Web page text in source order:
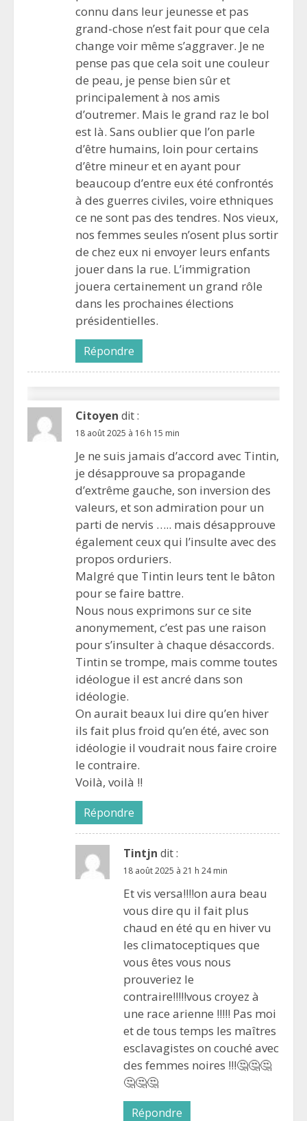
connu dans leur jeunesse et pas
grand-chose n’est fait pour que cela
change voir même s’aggraver. Je ne
pense pas que cela soit une couleur
de peau, je pense bien sûr et
principalement à nos amis
d’outremer. Mais le grand raz le bol
est là. Sans oublier que l’on parle
d’être humains, loin pour certains
d’être mineur et en ayant pour
beaucoup d’entre eux été confrontés
à des guerres civiles, voire ethniques
ce ne sont pas des tendres. Nos vieux,
nos femmes seules n’osent plus sortir
de chez eux ni envoyer leurs enfants
jouer dans la rue. L’immigration
jouera certainement un grand rôle
dans les prochaines élections
présidentielles.
Répondre
Citoyen dit :
18 août 2025 à 16 h 15 min
Je ne suis jamais d’accord avec Tintin,
je désapprouve sa propagande
d’extrême gauche, son inversion des
valeurs, et son admiration pour un
parti de nervis ….. mais désapprouve
également ceux qui l’insulte avec des
propos orduriers.
Malgré que Tintin leurs tent le bâton
pour se faire battre.
Nous nous exprimons sur ce site
anonymement, c’est pas une raison
pour s’insulter à chaque désaccords.
Tintin se trompe, mais comme toutes
idéologue il est ancré dans son
idéologie.
On aurait beaux lui dire qu’en hiver
ils fait plus froid qu’en été, avec son
idéologie il voudrait nous faire croire
le contraire.
Voilà, voilà !!
Répondre
Tintjn dit :
18 août 2025 à 21 h 24 min
Et vis versa!!!!on aura beau
vous dire qu il fait plus
chaud en été qu en hiver vu
les climatoceptiques que
vous êtes vous nous
prouveriez le
contraire!!!!!vous croyez à
une race arienne !!!!! Pas moi
et de tous temps les maîtres
esclavagistes on couché avec
des femmes noires !!!🤔🤔🤔
🤔🤔🤔
Répondre